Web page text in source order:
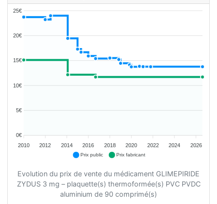
25€
20€
15€
10€
5€
0€
2010
2012 2014 2016 2018 2020 2022 2024 2026
Prix public Prix fabricant
Evolution du prix de vente du médicament GLIMEPIRIDE
ZYDUS 3 mg – plaquette(s) thermoformée(s) PVC PVDC
aluminium de 90 comprimé(s)